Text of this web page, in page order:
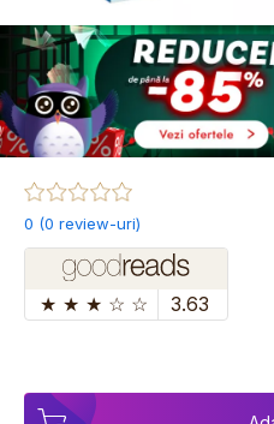
0 (0 review-uri)
★ ★ ★ ☆ ☆ 3.63